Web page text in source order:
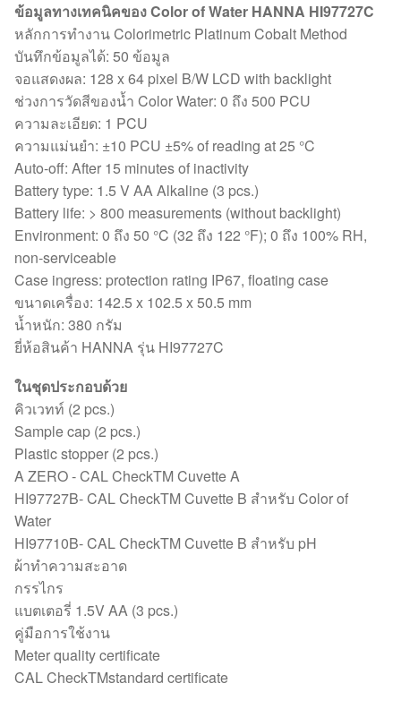
ข้อมูลทางเทคนิคของ Color of Water HANNA HI97727C
หลักการทำงาน Colorimetric Platinum Cobalt Method
บันทึกข้อมูลได้: 50 ข้อมูล
จอแสดงผล: 128 x 64 pixel B/W LCD with backlight
ช่วงการวัดสีของน้ำ Color Water: 0 ถึง 500 PCU
ความละเอียด: 1 PCU
ความแม่นยำ: ±10 PCU ±5% of reading at 25 °C
Auto-off: After 15 minutes of inactivity
Battery type: 1.5 V AA Alkaline (3 pcs.)
Battery life: > 800 measurements (without backlight)
Environment: 0 ถึง 50 °C (32 ถึง 122 °F); 0 ถึง 100% RH,
non-serviceable
Case ingress: protection rating IP67, floating case
ขนาดเครื่อง: 142.5 x 102.5 x 50.5 mm
น้ำหนัก: 380 กรัม
ยี่ห้อสินค้า HANNA รุ่น HI97727C
ในชุดประกอบด้วย
คิวเวทท์ (2 pcs.)
Sample cap (2 pcs.)
Plastic stopper (2 pcs.)
A ZERO ‑ CAL CheckTM Cuvette A
HI97727B‑ CAL CheckTM Cuvette B สำหรับ Color of
Water
HI97710B‑ CAL CheckTM Cuvette B สำหรับ pH
ผ้าทำความสะอาด
กรรไกร
แบตเตอรี่ 1.5V AA (3 pcs.)
คู่มือการใช้งาน
Meter quality certificate
CAL CheckTMstandard certificate